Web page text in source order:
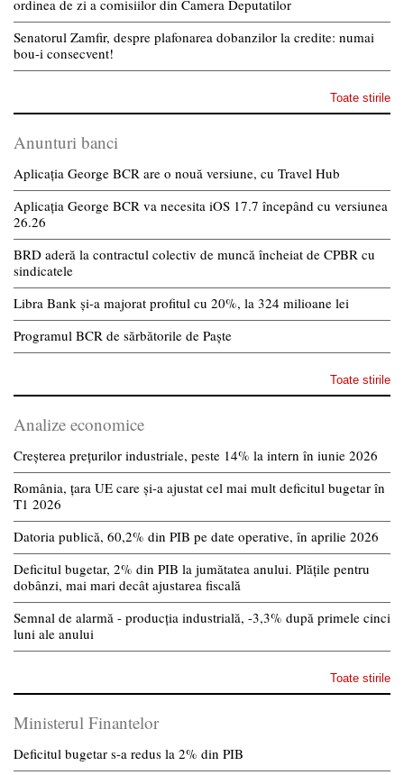
ordinea de zi a comisiilor din Camera Deputatilor
Senatorul Zamfir, despre plafonarea dobanzilor la credite: numai
bou-i consecvent!
Toate stirile
Anunturi banci
Aplicația George BCR are o nouă versiune, cu Travel Hub
Aplicația George BCR va necesita iOS 17.7 începând cu versiunea
26.26
BRD aderă la contractul colectiv de muncă încheiat de CPBR cu
sindicatele
Libra Bank și-a majorat profitul cu 20%, la 324 milioane lei
Programul BCR de sărbătorile de Paște
Toate stirile
Analize economice
Creșterea prețurilor industriale, peste 14% la intern în iunie 2026
România, țara UE care și-a ajustat cel mai mult deficitul bugetar în
T1 2026
Datoria publică, 60,2% din PIB pe date operative, în aprilie 2026
Deficitul bugetar, 2% din PIB la jumătatea anului. Plățile pentru
dobânzi, mai mari decât ajustarea fiscală
Semnal de alarmă - producția industrială, -3,3% după primele cinci
luni ale anului
Toate stirile
Ministerul Finantelor
Deficitul bugetar s-a redus la 2% din PIB